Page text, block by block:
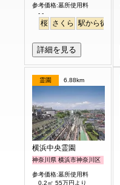
参考価格:墓所使用料
- -
桜 さくら 駅から徒歩
詳細を見る
霊園 6.88km
横浜中央霊園
神奈川県 横浜市神奈川区
参考価格:墓所使用料
0.2㎡ 55万円より